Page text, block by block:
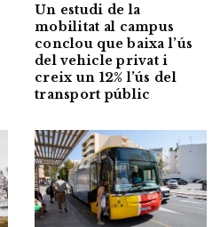
Un estudi de la
mobilitat al campus
conclou que baixa l’ús
del vehicle privat i
creix un 12% l’ús del
transport públic